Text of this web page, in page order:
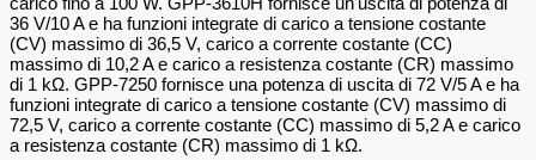
36 V/10 A e ha funzioni integrate di carico a tensione costante
(CV) massimo di 36,5 V, carico a corrente costante (CC)
massimo di 10,2 A e carico a resistenza costante (CR) massimo
di 1 kΩ. GPP-7250 fornisce una potenza di uscita di 72 V/5 A e ha
funzioni integrate di carico a tensione costante (CV) massimo di
72,5 V, carico a corrente costante (CC) massimo di 5,2 A e carico
a resistenza costante (CR) massimo di 1 kΩ.